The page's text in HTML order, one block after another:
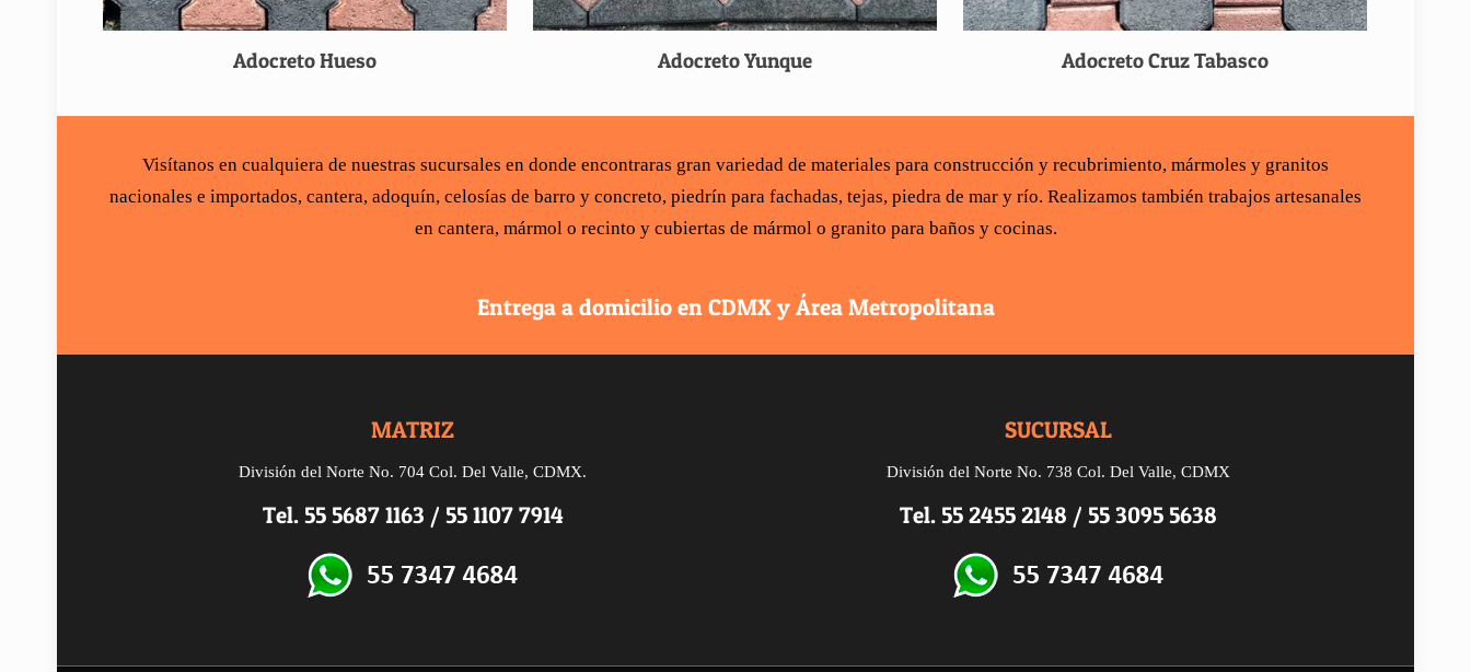
Adocreto Hueso Adocreto Yunque Adocreto Cruz Tabasco
Visítanos en cualquiera de nuestras sucursales en donde encontraras gran variedad de materiales para construcción y recubrimiento, mármoles y granitos
nacionales e importados, cantera, adoquín, celosías de barro y concreto, piedrín para fachadas, tejas, piedra de mar y río. Realizamos también trabajos artesanales
en cantera, mármolo recinto y cubiertas de mármolo granito para baños y cocinas.
Entrega a domicilio en CDMX y Área Metropolitana
MATRIZ
División del Norte No. 704 Col. Del Valle, CDMX.
Tel. 55 5687 1163 / 55 1107 7914
SUCURSAL
División del Norte No. 738 Col. Del Valle, CDMX
Tel. 55 2455 2148 / 55 3095 5638